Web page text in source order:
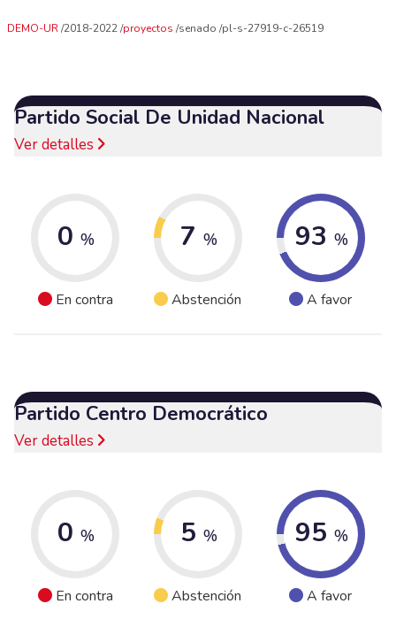
DEMO-UR 2018-2022 proyectos senado pl-s-27919-c-26519
Partido Social De Unidad Nacional
Ver detalles
0 %
En contra
7 %
Abstención
93 %
A favor
Partido Centro Democrático
Ver detalles
0 %
En contra
5 %
Abstención
95 %
A favor